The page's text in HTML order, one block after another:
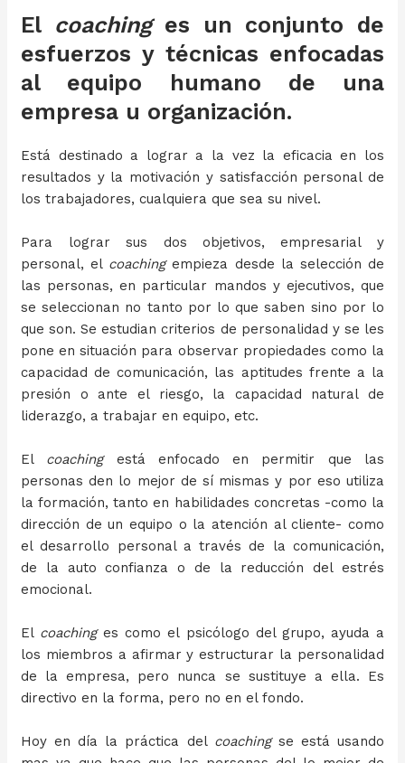
El coachinges un conjunto de
esfuerzos y técnicas enfocadas
al equipo humano de una
empresa u organización.
Está destinado a lograr a la vez la eficacia en los
resultados y la motivación y satisfacción personal de
los trabajadores, cualquiera que sea su nivel.
Para lograr sus dos objetivos, empresarial y
personal, el coachingempieza desde la selección de
las personas, en particular mandos y ejecutivos, que
se seleccionan no tanto por lo que saben sino por lo
que son. Se estudian criterios de personalidad y se les
pone en situación para observar propiedades como la
capacidad de comunicación, las aptitudes frente a la
presión o ante el riesgo, la capacidad natural de
liderazgo, a trabajar en equipo, etc.
El coachingestá enfocado en permitir que las
personas den lo mejor de sí mismas y por eso utiliza
la formación, tanto en habilidades concretas -como la
dirección de un equipo o la atención al cliente- como
el desarrollo personal a través de la comunicación,
de la auto confianza o de la reducción del estrés
emocional.
El coachinges como el psicólogo del grupo, ayuda a
los miembros a afirmar y estructurar la personalidad
de la empresa, pero nunca se sustituye a ella. Es
directivo en la forma, pero no en el fondo.
Hoy en día la práctica del coachingse está usando